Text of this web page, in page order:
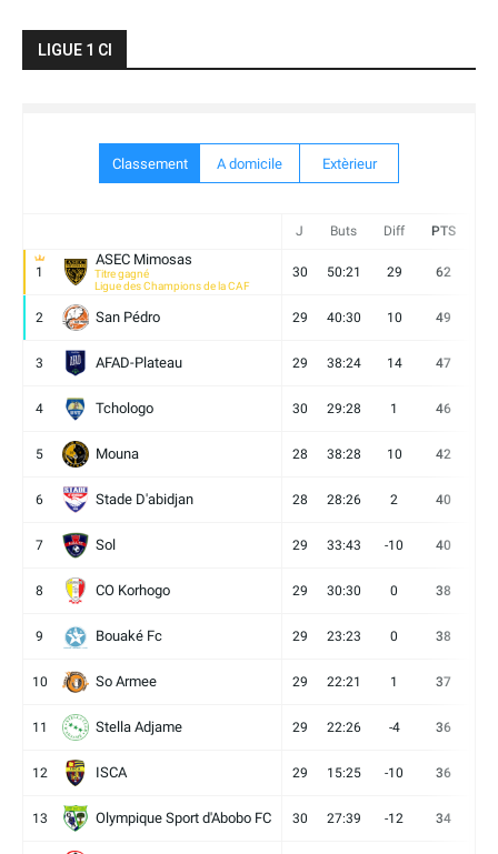
LIGUE 1 CI
Classement A domicile Extèrieur
J Buts Diff PTS
1
ASEC Mimosas
Titre gagné
Ligue des Champions de la CAF
30 50:21 29 62
2 San Pédro 29 40:30 10 49
3 AFAD-Plateau 29 38:24 14 47
4 Tchologo 30 29:28 1 46
5 Mouna 28 38:28 10 42
6 Stade D'abidjan 28 28:26 2 40
7 Sol 29 33:43 -10 40
8 CO Korhogo 29 30:30 0 38
9 Bouaké Fc 29 23:23 0 38
10 So Armee 29 22:21 1 37
11 Stella Adjame 29 22:26 -4 36
12 ISCA 29 15:25 -10 36
13 Olympique Sport d'Abobo FC 30 27:39 -12 34